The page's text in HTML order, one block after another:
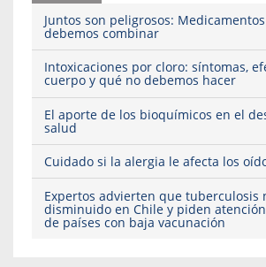
Juntos son peligrosos:
debemos combinar
Intoxicaciones por cloro: síntomas,
cuerpo y qué no debemos hacer
El aporte de los bioquímicos en el
salud
Cuidado si la alergia le afecta los
Expertos advierten que tuberculosis
disminuido en Chile y piden
de países con baja vacunación